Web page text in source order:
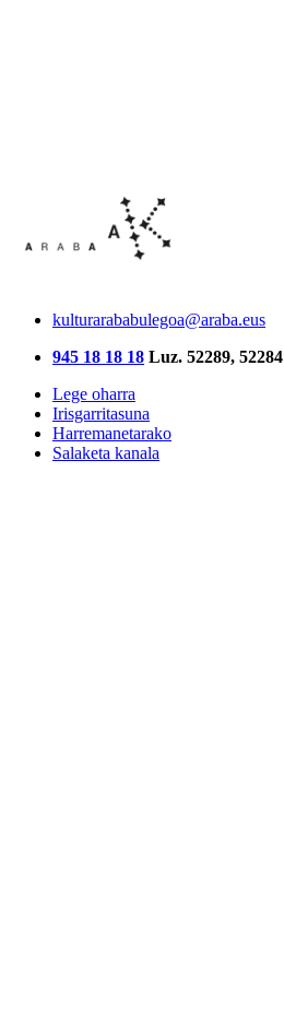
kulturarababulegoa@araba.eus
945 18 18 18 Luz. 52289, 52284
Lege oharra
Irisgarritasuna
Harremanetarako
Salaketa kanala